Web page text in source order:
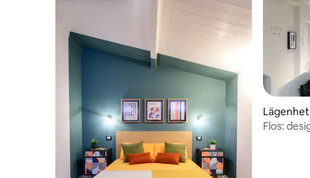
Lägenhet
Flos: